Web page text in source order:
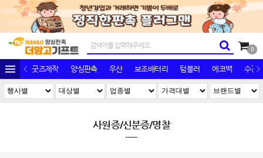
0
굿즈제작 양심판촉 우산 보조배터리 텀블러 에코백 수건/
사원증/신분증/명찰